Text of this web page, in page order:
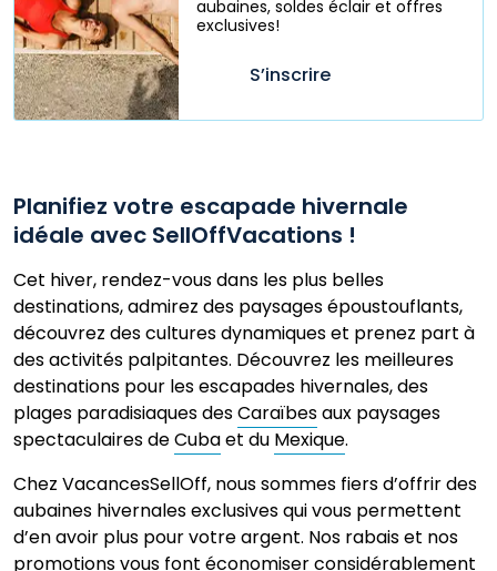
aubaines, soldes éclair et offres
exclusives!
S’inscrire
Planifiez votre escapade hivernale
idéale avec SellOffVacations !
Cet hiver, rendez-vous dans les plus belles
destinations, admirez des paysages époustouflants,
découvrez des cultures dynamiques et prenez part à
des activités palpitantes. Découvrez les meilleures
destinations pour les escapades hivernales, des
plages paradisiaques desCaraïbesaux paysages
spectaculaires deCubaet du Mexique.
Chez VacancesSellOff, nous sommes fiers d’offrir des
aubaines hivernales exclusives qui vous permettent
d’en avoir plus pour votre argent. Nos rabais et nos
promotions vous font économiser considérablement